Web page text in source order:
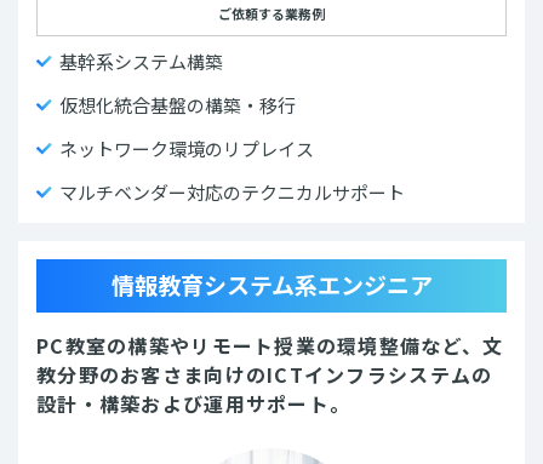
ご依頼する業務例
基幹系システム構築
仮想化統合基盤の構築・移行
ネットワーク環境のリプレイス
マルチベンダー対応のテクニカルサポート
情報教育システム系エンジニア
PC教室の構築やリモート授業の環境整備など、文
教分野のお客さま向けのICTインフラシステムの
設計・構築および運用サポート。